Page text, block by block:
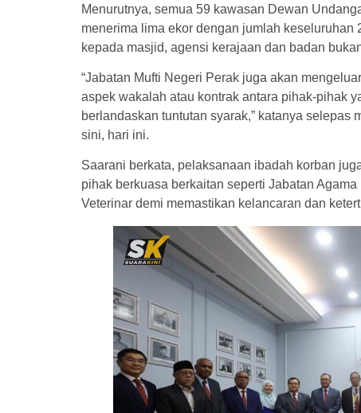
Menurutnya, semua 59 kawasan Dewan
menerima lima ekor dengan jumlah
kepada masjid, agensi kerajaan dan badan
“Jabatan Mufti Negeri Perak juga akan
aspek wakalah atau kontrak antara pihak-pihak
berlandaskan tuntutan syarak,” katanya
sini, hari ini.
Saarani berkata, pelaksanaan ibadah korban
pihak berkuasa berkaitan seperti Jabatan
Veterinar demi memastikan kelancaran dan